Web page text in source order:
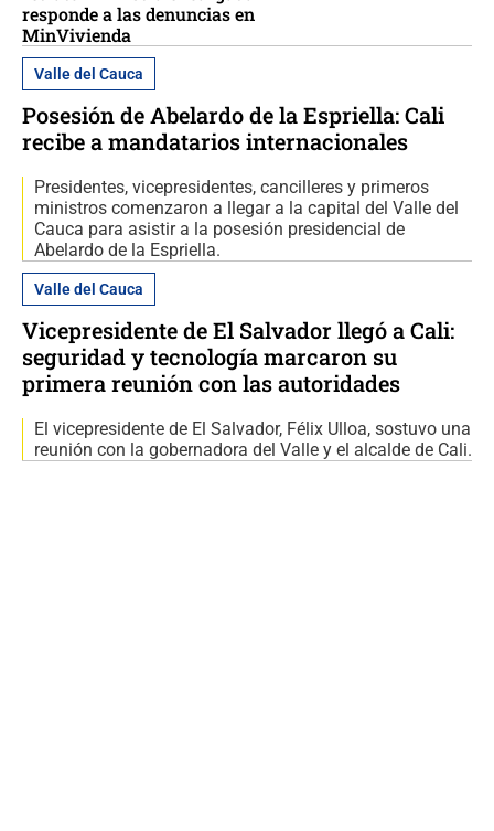
responde a las denuncias en
MinVivienda
Valle del Cauca
Posesión de Abelardo de la Espriella: Cali
recibe a mandatarios internacionales
Presidentes, vicepresidentes, cancilleres y primeros
ministros comenzaron a llegar a la capital del Valle del
Cauca para asistir a la posesión presidencial de
Abelardo de la Espriella.
Valle del Cauca
Vicepresidente de El Salvador llegó a Cali:
seguridad y tecnología marcaron su
primera reunión con las autoridades
El vicepresidente de El Salvador, Félix Ulloa, sostuvo una
reunión con la gobernadora del Valle y el alcalde de Cali.